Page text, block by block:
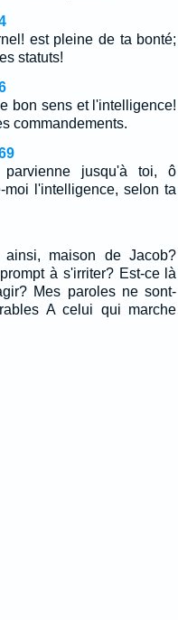
est pleine de ta bonté;
statuts!
bon sens et l'intelligence!
commandements.
jusqu'à toi, ô
moi l'intelligence, selon ta
ainsi, maison de Jacob?
à s'irriter? Est-ce là
Mes paroles ne sont-
A celui qui marche